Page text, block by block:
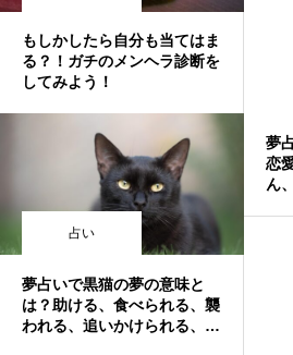
もしかしたら自分も当てはま
る？！ガチのメンヘラ診断を
してみよう！
占い
夢占いで黒猫の夢の意味と
は？助ける、食べられる、襲
われる、追いかけられる、大
夢
恋
ん